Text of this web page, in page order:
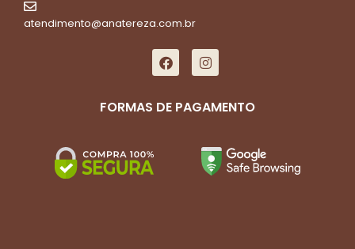
atendimento@anatereza.com.br
FORMAS DE PAGAMENTO